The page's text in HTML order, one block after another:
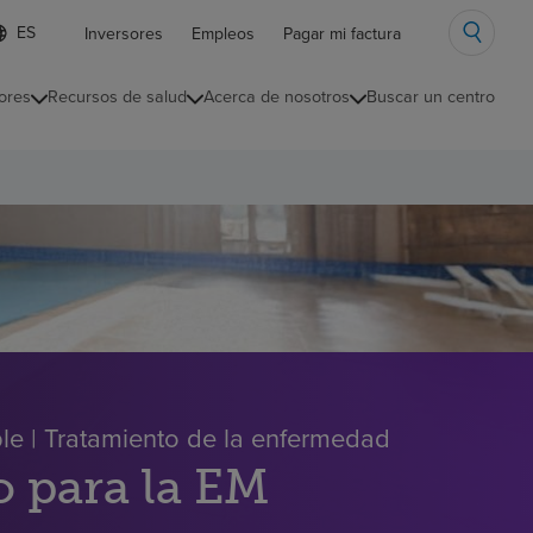
Inversores Empleos Pagar mi factura
Recursos de salud Acerca de nosotros Buscar un centro
| Tratamiento de la enfermedad
para la EM